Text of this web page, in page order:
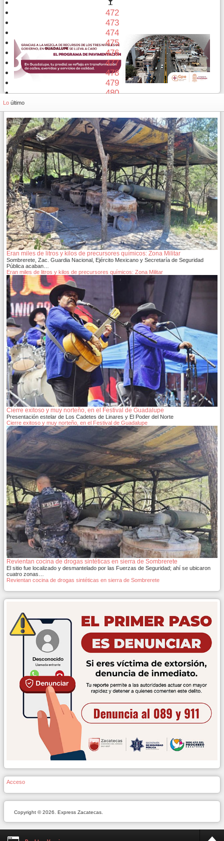
472
473
474
475
476
477
478
479
480
Lo último
Eran miles de litros y kilos de precursores químicos: Zona Militar
Sombrerete, Zac. Guardia Nacional, Ejército Mexicano y Secretaría de Seguridad
Pública acaban…
Eran miles de litros y kilos de precursores químicos: Zona Militar
Cierre exitoso y muy norteño, en el Festival de Guadalupe
Presentación estelar de Los Cadetes de Linares y El Poder del Norte
Cierre exitoso y muy norteño, en el Festival de Guadalupe
Revientan cocina de drogas sintéticas en sierra de Sombrerete
El sitio fue localizado y desmantelado por las Fuerzas de Seguridad; ahí se ubicaron
cuatro zonas…
Revientan cocina de drogas sintéticas en sierra de Sombrerete
Acceso
Copyright © 2026. Express Zacatecas.